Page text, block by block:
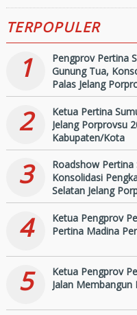
dan
2026
TERPOPULER
1
Pengprov Pertina
Gunung Tua,
Palas Jelang
2
Ketua Pertina
Jelang Porprovsu
Kabupaten/Kota
3
Roadshow
Konsolidasi
Selatan Jelang
4
Ketua Pengprov
Pertina Madina
5
Ketua Pengprov
Jalan